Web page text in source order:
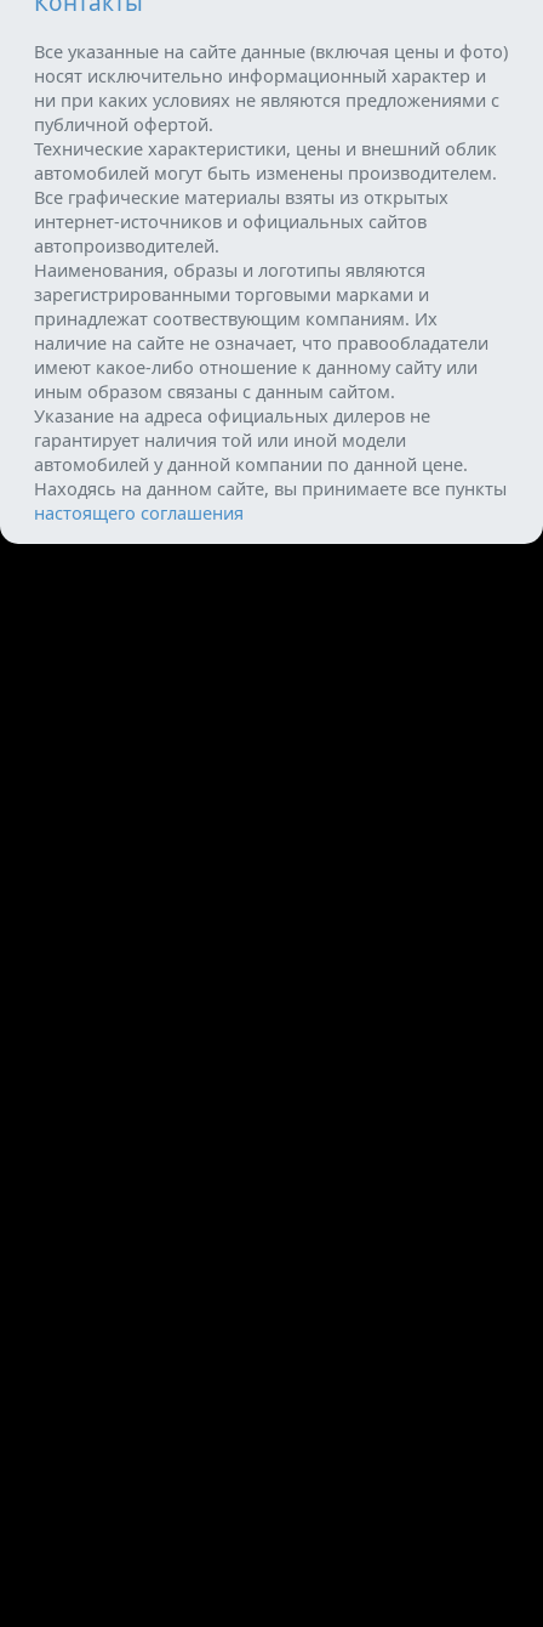
Все указанные на сайте данные (включая цены и фото)
носят исключительно информационный характер и
ни при каких условиях не являются предложениями с
публичной офертой.
Технические характеристики, цены и внешний облик
автомобилей могут быть изменены производителем.
Все графические материалы взяты из открытых
интернет-источников и официальных сайтов
автопроизводителей.
Наименования, образы и логотипы являются
зарегистрированными торговыми марками и
принадлежат соотвествующим компаниям. Их
наличие на сайте не означает, что правообладатели
имеют какое-либо отношение к данному сайту или
иным образом связаны с данным сайтом.
Указание на адреса официальных дилеров не
гарантирует наличия той или иной модели
автомобилей у данной компании по данной цене.
Находясь на данном сайте, вы принимаете все пункты
настоящего соглашения